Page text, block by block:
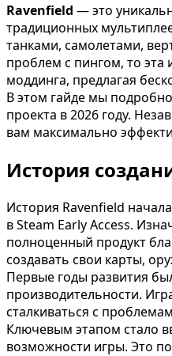
Ravenfield — это
традиционных
танками, самолетами,
проблем с пингом, то эта
моддинга, предлагая
В этом гайде мы
проекта в 2026 году.
вам максимально
История
История Ravenfield
в Steam Early Access.
полноценный продукт
создавать свои карты,
Первые годы развития
производительности.
сталкиваться с
Ключевым этапом стало
возможности игры. Это